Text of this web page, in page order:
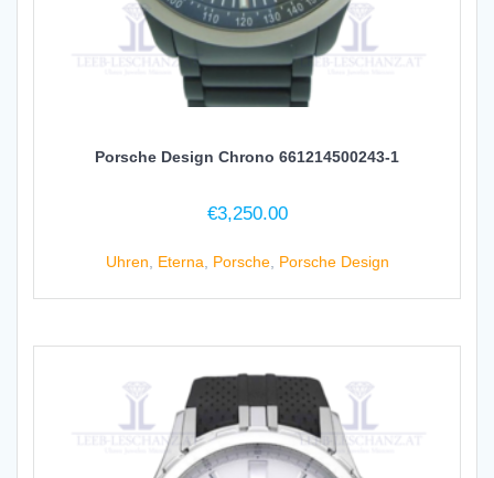
Porsche Design Chrono 661214500243-1
€3,250.00
Uhren, Eterna, Porsche, Porsche Design